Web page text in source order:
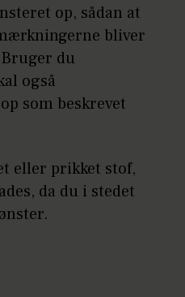
op, sådan at
bliver
du
også
som beskrevet
eller prikket stof,
da du i stedet